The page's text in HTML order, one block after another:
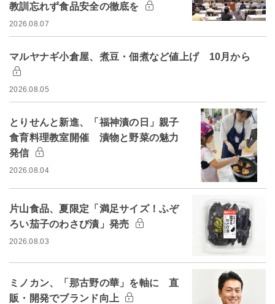
教訓忘れず食品安全の徹底を
2026.08.07
マルヤナギ小倉屋、煮豆・佃煮など値上げ 10月から
2026.08.05
とりせんと新進、「福神漬の日」親子
食育料理教室開催 漬物と野菜の魅力
発信
2026.08.04
片山食品、夏限定「満足サイズ！ふぞ
ろい茄子のわさび漬」発売
2026.08.03
ミノカン、「那古野の華」を軸に 直
販・開発でブランド向上